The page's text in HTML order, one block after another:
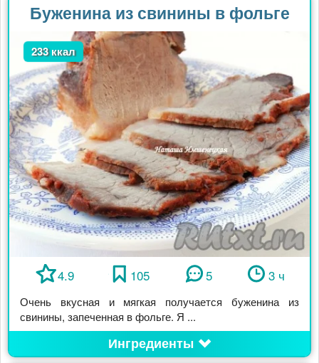
Буженина из свинины в фольге
233 ккал
4.9 105 5 3 ч
Очень вкусная и мягкая получается буженина из
свинины, запеченная в фольге. Я ...
Ингредиенты